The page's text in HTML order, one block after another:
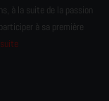
à la suite de la passion
à sa première